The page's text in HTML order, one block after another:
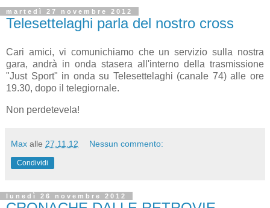
martedì 27 novembre 2012
Telesettelaghi parla del nostro cross
Cari amici, vi comunichiamo che un servizio sulla nostra
gara, andrà in onda stasera all'interno della trasmissione
"Just Sport" in onda su Telesettelaghi (canale 74) alle ore
19.30, dopo il telegiornale.
Non perdetevela!
Max alle 27.11.12 Nessun commento:
Condividi
lunedì 26 novembre 2012